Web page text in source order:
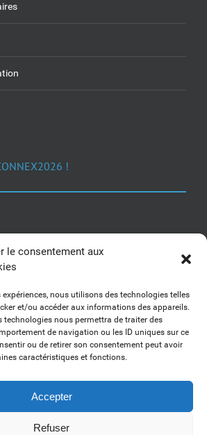
le consentement aux
nous utilisons des technologies telles
et/ou accéder aux informations des appareils.
technologies nous permettra de traiter des
de navigation ou les ID uniques sur ce
ou de retirer son consentement peut avoir
caractéristiques et fonctions.
Accepter
Refuser
!
1, 2, 3... Buzzez !
nos kits communication